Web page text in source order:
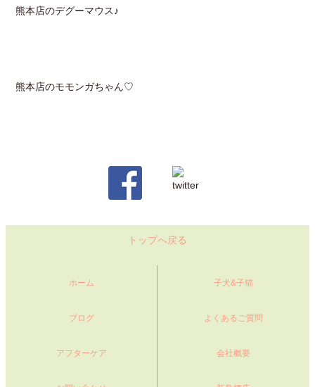
熊本店のデグーマウス♪
熊本店のモモンガちゃん♡
トップへ戻る
ホーム 子犬&子猫
ブログ よくあるご質問
アフターケア 会社概要